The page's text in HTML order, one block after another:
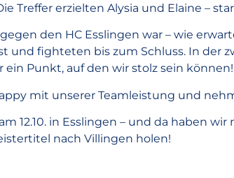
Treffer erzielten Alysia und Elaine –
den HC Esslingen war – wie
und fighteten bis zum Schluss. In der
ein Punkt, auf den wir stolz sein können!
mit unserer Teamleistung und
12.10. in Esslingen – und da haben wir
nach Villingen holen!